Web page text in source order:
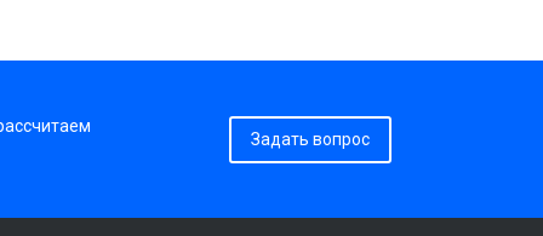
Задать вопрос